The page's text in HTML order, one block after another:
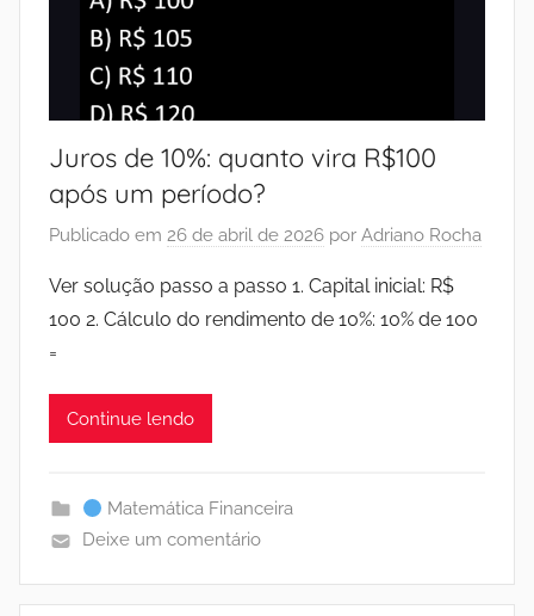
Juros de 10%: quanto vira R$100
após um período?
Publicado em 26 de abril de 2026 por Adriano Rocha
Ver solução passo a passo 1. Capital inicial: R$
100 2. Cálculo do rendimento de 10%: 10% de 100
=
Continue lendo
Matemática Financeira
Deixe um comentário